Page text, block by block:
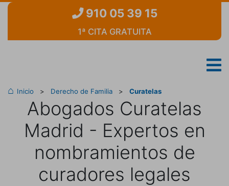
910 05 39 15
1ª CITA GRATUITA
Inicio > Derecho de Familia > Curatelas
Abogados Curatelas
Madrid - Expertos en
nombramientos de
curadores legales